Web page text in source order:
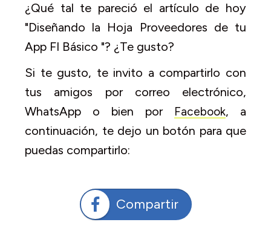
¿Qué tal te pareció el artículo de hoy
"Diseñando la Hoja Proveedores de tu
App FI Básico "? ¿Te gusto?
Si te gusto, te invito a compartirlo con
tus amigos por correo electrónico,
WhatsApp o bien por
Facebook, a
continuación, te dejo un botón para que
puedas compartirlo:
Compartir